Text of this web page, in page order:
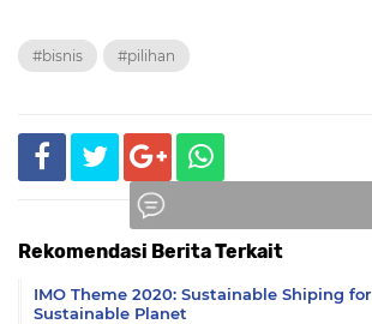
#bisnis #pilihan
Rekomendasi Berita Terkait
IMO Theme 2020: Sustainable Shiping for
Sustainable Planet